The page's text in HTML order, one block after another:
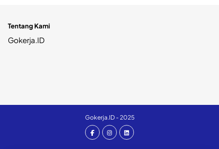
Tentang Kami
Gokerja.ID
Gokerja.ID - 2025